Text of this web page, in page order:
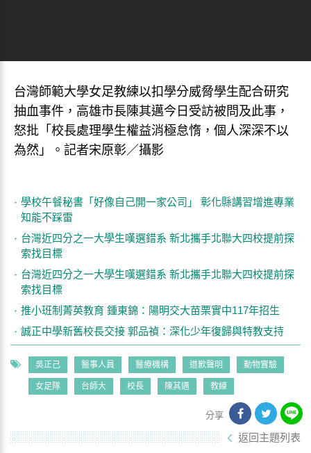
台灣師範大學女足教練以扣學分威脅學生配合研究
抽血事件，高雄市長陳其邁今日受訪被問及此事，
怒批「校長處理學生權益消極怠惰，個人深深不以
為然」。記者宋原彰／攝影
學校午餐秘書「好像自己開一家公司」 彰化縣講習增進專業
知能不踩雷
台灣近四分之一大學生嘆選錯系 新北攜手北聯大四校提前探
索找目標
台灣近四分之一大學生嘆選錯系 新北攜手北聯大四校提前探
索找目標
推小班制菁英教育 鍾東錦：陽明交大苗栗實中117年招生
誠正中學新舊校長交接 郭品禎：深化少年復歸與特教支持
吳正己 醫事人員 醫療機構 道歉聲明 動物實驗
女足隊 台師大 校長 陳其邁 教練
分享
返回主題列表